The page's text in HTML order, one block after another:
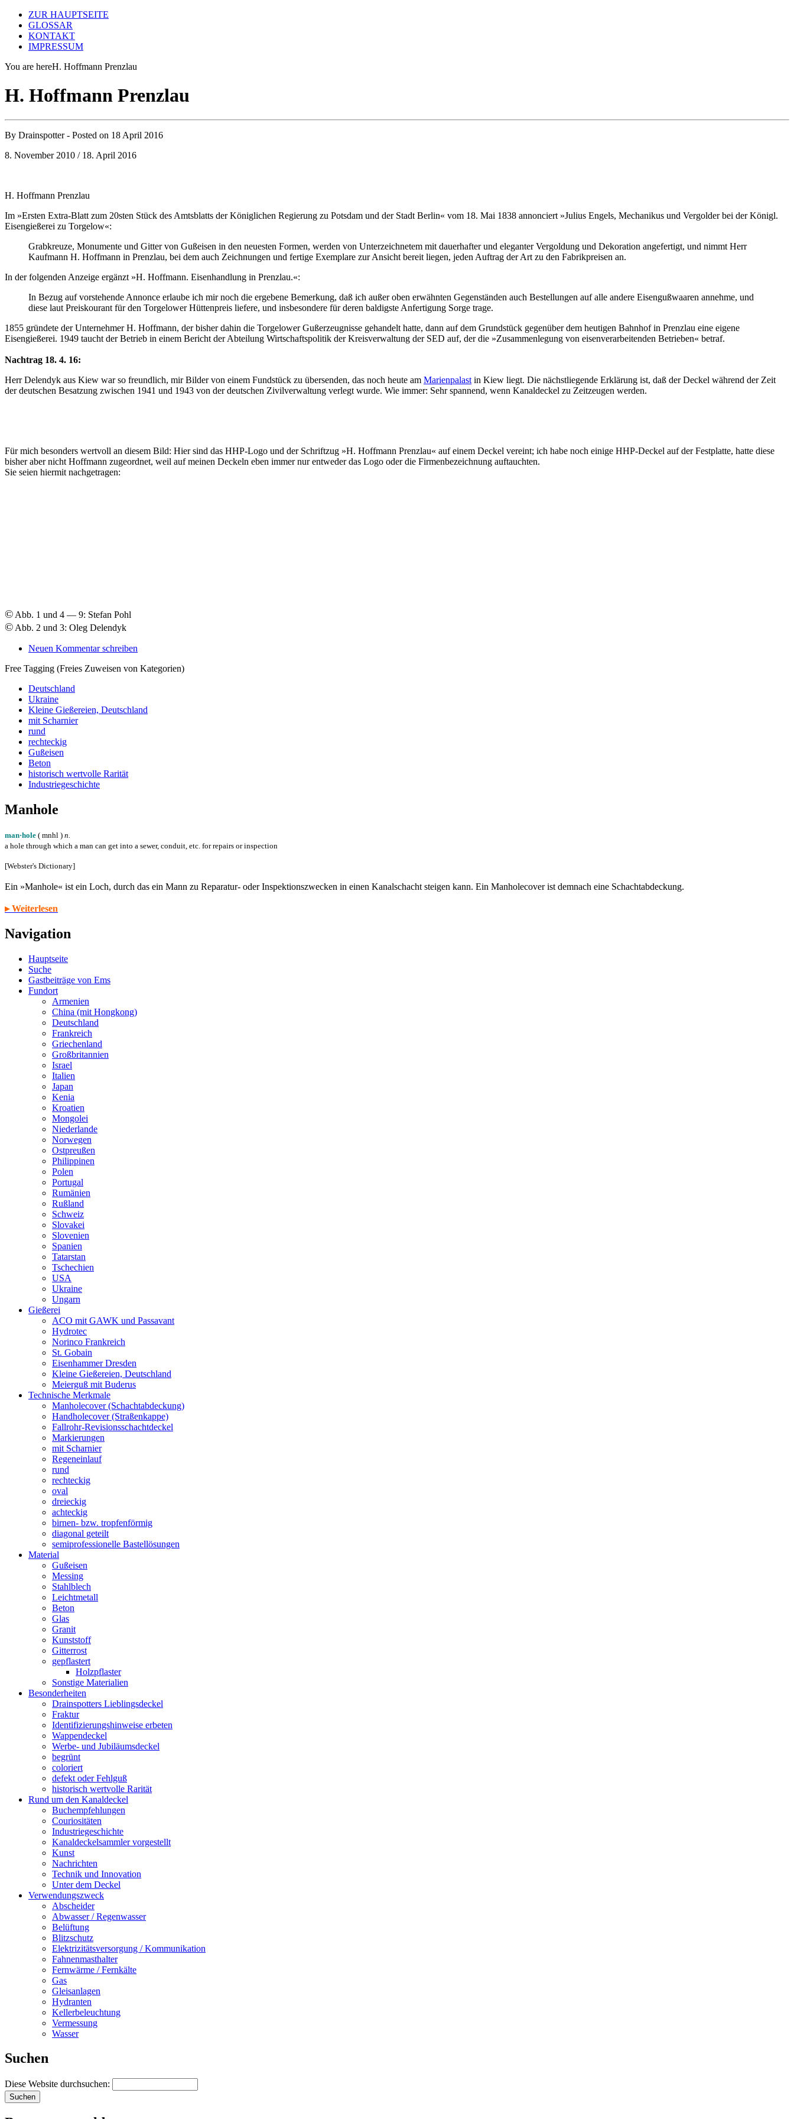
ZUR HAUPTSEITE
GLOSSAR
KONTAKT
IMPRESSUM
You are hereH. Hoffmann Prenzlau
H. Hoffmann Prenzlau
By Drainspotter- Posted on 18 April 2016
8. November 2010 / 18. April 2016
H. Hoffmann Prenzlau
Im »Ersten Extra-Blatt zum 20sten Stück des Amtsblatts der Königlichen Regierung zu Potsdam und der Stadt Berlin« vom 18. Mai 1838 annonciert »Julius Engels, Mechanikus und Vergolder bei der Königl.
Eisengießerei zu Torgelow«:
Grabkreuze, Monumente und Gitter von Gußeisen in den neuesten Formen, werden von Unterzeichnetem mit dauerhafter und eleganter Vergoldung und Dekoration angefertigt, und nimmt Herr
Kaufmann H. Hoffmann in Prenzlau, bei dem auch Zeichnungen und fertige Exemplare zur Ansicht bereit liegen, jeden Auftrag der Art zu den Fabrikpreisen an.
In der folgenden Anzeige ergänzt »H. Hoffmann. Eisenhandlung in Prenzlau.«:
In Bezug auf vorstehende Annonce erlaube ich mir noch die ergebene Bemerkung, daß ich außer oben erwähnten Gegenständen auch Bestellungen auf alle andere Eisengußwaaren annehme, und
diese laut Preiskourant für den Torgelower Hüttenpreis liefere, und insbesondere für deren baldigste Anfertigung Sorge trage.
1855 gründete der Unternehmer H. Hoffmann, der bisher dahin die Torgelower Gußerzeugnisse gehandelt hatte, dann auf dem Grundstück gegenüber dem heutigen Bahnhof in Prenzlau eine eigene
Eisengießerei. 1949 taucht der Betrieb in einem Bericht der Abteilung Wirtschaftspolitik der Kreisverwaltung der SED auf, der die »Zusammenlegung von eisenverarbeitenden Betrieben« betraf.
Nachtrag 18. 4. 16:
Herr Delendyk aus Kiew war so freundlich, mir Bilder von einem Fundstück zu übersenden, das noch heute am Marienpalast in Kiew liegt. Die nächstliegende Erklärung ist, daß der Deckel während der Zeit
der deutschen Besatzung zwischen 1941 und 1943 von der deutschen Zivilverwaltung verlegt wurde. Wie immer: Sehr spannend, wenn Kanaldeckel zu Zeitzeugen werden.
Für mich besonders wertvoll an diesem Bild: Hier sind das HHP-Logo und der Schriftzug »H. Hoffmann Prenzlau« auf einem Deckel vereint; ich habe noch einige HHP-Deckel auf der Festplatte, hatte diese
bisher aber nicht Hoffmann zugeordnet, weil auf meinen Deckeln eben immer nur entweder das Logo oder die Firmenbezeichnung auftauchten.
Sie seien hiermit nachgetragen:
© Abb. 1 und 4 — 9: Stefan Pohl
© Abb. 2 und 3: Oleg Delendyk
Neuen Kommentar schreiben
Free Tagging (Freies Zuweisen von Kategorien)
Deutschland
Ukraine
Kleine Gießereien, Deutschland
mit Scharnier
rund
rechteckig
Gußeisen
Beton
historisch wertvolle Rarität
Industriegeschichte
Manhole
man·hole ( mnhl ) n.
a hole through which a man can get into a sewer, conduit, etc. for repairs or inspection
[Webster's Dictionary]
Ein »Manhole« ist ein Loch, durch das ein Mann zu Reparatur- oder Inspektionszwecken in einen Kanalschacht steigen kann. Ein Manholecover ist demnach eine Schachtabdeckung.
▸ Weiterlesen
Navigation
Hauptseite
Suche
Gastbeiträge von Ems
Fundort
Armenien
China (mit Hongkong)
Deutschland
Frankreich
Griechenland
Großbritannien
Israel
Italien
Japan
Kenia
Kroatien
Mongolei
Niederlande
Norwegen
Ostpreußen
Philippinen
Polen
Portugal
Rumänien
Rußland
Schweiz
Slovakei
Slovenien
Spanien
Tatarstan
Tschechien
USA
Ukraine
Ungarn
Gießerei
ACO mit GAWK und Passavant
Hydrotec
Norinco Frankreich
St. Gobain
Eisenhammer Dresden
Kleine Gießereien, Deutschland
Meierguß mit Buderus
Technische Merkmale
Manholecover (Schachtabdeckung)
Handholecover (Straßenkappe)
Fallrohr-Revisionsschachtdeckel
Markierungen
mit Scharnier
Regeneinlauf
rund
rechteckig
oval
dreieckig
achteckig
birnen- bzw. tropfenförmig
diagonal geteilt
semiprofessionelle Bastellösungen
Material
Gußeisen
Messing
Stahlblech
Leichtmetall
Beton
Glas
Granit
Kunststoff
Gitterrost
gepflastert
Holzpflaster
Sonstige Materialien
Besonderheiten
Drainspotters Lieblingsdeckel
Fraktur
Identifizierungshinweise erbeten
Wappendeckel
Werbe- und Jubiläumsdeckel
begrünt
coloriert
defekt oder Fehlguß
historisch wertvolle Rarität
Rund um den Kanaldeckel
Buchempfehlungen
Couriositäten
Industriegeschichte
Kanaldeckelsammler vorgestellt
Kunst
Nachrichten
Technik und Innovation
Unter dem Deckel
Verwendungszweck
Abscheider
Abwasser / Regenwasser
Belüftung
Blitzschutz
Elektrizitätsversorgung / Kommunikation
Fahnenmasthalter
Fernwärme / Fernkälte
Gas
Gleisanlagen
Hydranten
Kellerbeleuchtung
Vermessung
Wasser
Suchen
Diese Website durchsuchen: